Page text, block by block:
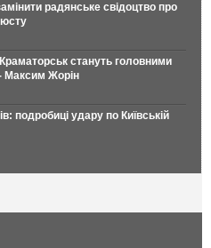
радянське свідоцтво про
стануть головними
Максим Жорін
подробиці удару по Київській